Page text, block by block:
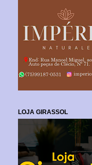
LOJA GIRASSOL